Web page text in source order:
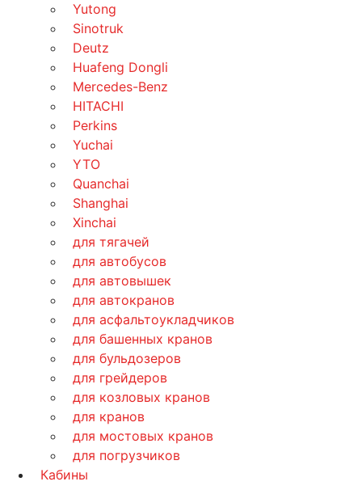
Yutong
Sinotruk
Deutz
Huafeng Dongli
Mercedes-Benz
HITACHI
Perkins
Yuchai
YTO
Quanchai
Shanghai
Xinchai
для тягачей
для автобусов
для автовышек
для автокранов
для асфальтоукладчиков
для башенных кранов
для бульдозеров
для грейдеров
для козловых кранов
для кранов
для мостовых кранов
для погрузчиков
Кабины